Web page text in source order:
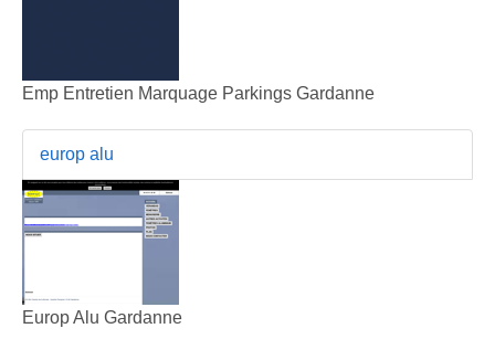
Emp Entretien Marquage Parkings Gardanne
europ alu
Europ Alu Gardanne